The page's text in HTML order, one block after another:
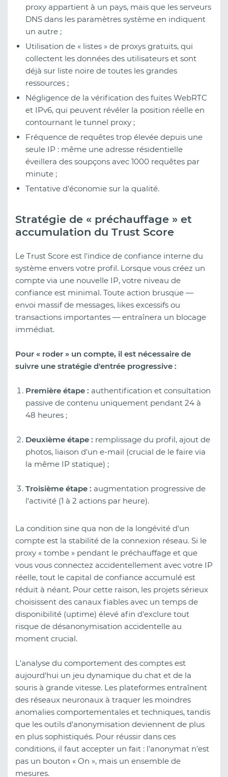
proxy appartient à un pays, mais que les serveurs
DNS dans les paramètres système en indiquent
un autre ;
Utilisation de « listes » de proxys gratuits, qui
collectent les données des utilisateurs et sont
déjà sur liste noire de toutes les grandes
ressources ;
Négligence de la vérification des fuites WebRTC
et IPv6, qui peuvent révéler la position réelle en
contournant le tunnel proxy ;
Fréquence de requêtes trop élevée depuis une
seule IP : même une adresse résidentielle
éveillera des soupçons avec 1000 requêtes par
minute ;
Tentative d'économie sur la qualité.
Stratégie de « préchauffage » et
accumulation du Trust Score
Le Trust Score est l'indice de confiance interne du
système envers votre profil. Lorsque vous créez un
compte via une nouvelle IP, votre niveau de
confiance est minimal. Toute action brusque —
envoi massif de messages, likes excessifs ou
transactions importantes — entraînera un blocage
immédiat.
Pour « roder » un compte, il est nécessaire de
suivre une stratégie d'entrée progressive :
Première étape : authentification et consultation
passive de contenu uniquement pendant 24 à
48 heures ;
Deuxième étape : remplissage du profil, ajout de
photos, liaison d'un e-mail (crucial de le faire via
la même IP statique) ;
Troisième étape : augmentation progressive de
l'activité (1 à 2 actions par heure).
La condition sine qua non de la longévité d'un
compte est la stabilité de la connexion réseau. Si le
proxy « tombe » pendant le préchauffage et que
vous vous connectez accidentellement avec votre IP
réelle, tout le capital de confiance accumulé est
réduit à néant. Pour cette raison, les projets sérieux
choisissent des canaux fiables avec un temps de
disponibilité (uptime) élevé afin d'exclure tout
risque de désanonymisation accidentelle au
moment crucial.
L'analyse du comportement des comptes est
aujourd'hui un jeu dynamique du chat et de la
souris à grande vitesse. Les plateformes entraînent
des réseaux neuronaux à traquer les moindres
anomalies comportementales et techniques, tandis
que les outils d'anonymisation deviennent de plus
en plus sophistiqués. Pour réussir dans ces
conditions, il faut accepter un fait : l'anonymat n'est
pas un bouton « On », mais un ensemble de
mesures.